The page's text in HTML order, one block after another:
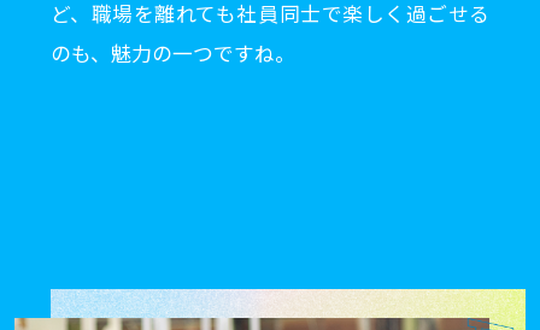
ど、職場を離れても社員同士で楽しく過ごせる
のも、魅力の一つですね。